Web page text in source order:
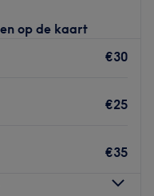
op de kaart
€30
€25
€35